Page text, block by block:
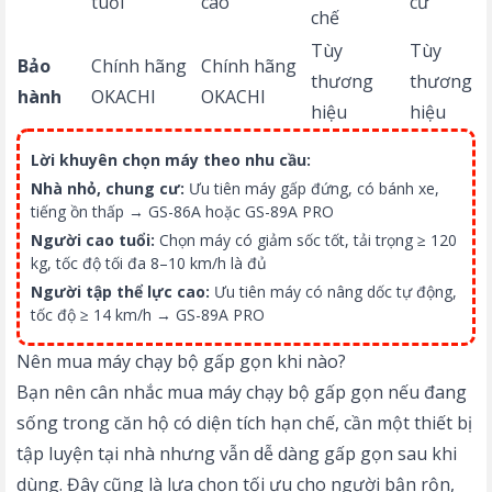
chế
Bảo
hành
Chính hãng
OKACHI
Chính hãng
OKACHI
Tùy
thương
hiệu
Tùy
thương
hiệu
Lời khuyên chọn máy theo nhu cầu:
Nhà nhỏ, chung cư: Ưu tiên máy gấp đứng, có bánh xe,
tiếng ồn thấp → GS-86A hoặc GS-89A PRO
Người cao tuổi: Chọn máy có giảm sốc tốt, tải trọng ≥ 120
kg, tốc độ tối đa 8–10 km/h là đủ
Người tập thể lực cao: Ưu tiên máy có nâng dốc tự động,
tốc độ ≥ 14 km/h → GS-89A PRO
Nên mua máy chạy bộ gấp gọn khi nào?
Bạn nên cân nhắc mua máy chạy bộ gấp gọn nếu đang
sống trong căn hộ có diện tích hạn chế, cần một thiết bị
tập luyện tại nhà nhưng vẫn dễ dàng gấp gọn sau khi
dùng. Đây cũng là lựa chọn tối ưu cho người bận rộn,